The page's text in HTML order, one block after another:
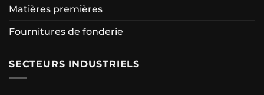
Matières premières
Fournitures de fonderie
SECTEURS INDUSTRIELS